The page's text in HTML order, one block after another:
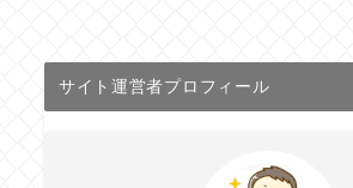
サイト運営者プロフィール